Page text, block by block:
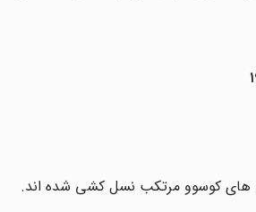
های کوسوو مرتکب نسل کشی شده اند.